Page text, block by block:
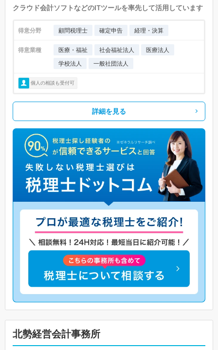
クラウド会計ソフトなどのITツールを率先して活用しています
得意分野 顧問税理士 確定申告 経理・決算
得意業種 医療・福祉 社会福祉法人
医療法人
学校法人
一般社団法人
個人の相談も受付可
詳細を見る
北勢経営会計事務所